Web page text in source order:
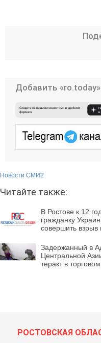
Добавить
Новости СМИ2
Читайте также:
В Ростове к 12
гражданку
совершить
Задержанный в
Центральной
теракт в
РОСТОВСКАЯ